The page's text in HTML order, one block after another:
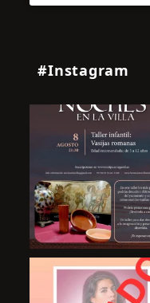
#Instagram